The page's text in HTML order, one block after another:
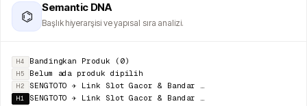
⌬
Semantic DNA
Başlık hiyerarşisi ve yapısal sıra analizi.
H4 Bandingkan Produk (0)
H5 Belum ada produk dipilih
H2 SENGTOTO ✈️ Link Slot Gacor & Bandar Slot Gacor Dengan Peluang Menang Tinggi
H1
SENGTOTO ✈️ Link Slot Gacor & Bandar Slot Gacor Dengan Peluang Menang Tinggi